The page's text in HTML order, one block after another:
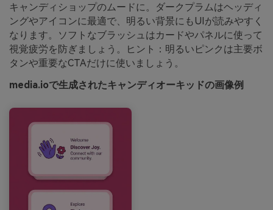
キャンディショップのムードに。ダークプラムはヘッディ
ングやアイコンに最適で、明るい背景にもUIが読みやすく
なります。ソフトなブラッシュはカードやパネルに使って
視覚疲労を防ぎましょう。ヒント：明るいピンクは主要ボ
タンや重要なCTAだけに使いましょう。
media.ioで生成されたキャンディオーキッドの画像例